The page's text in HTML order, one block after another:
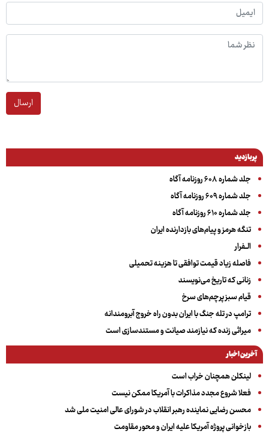
ارسال
پربازدید
جلد شماره ۶۰۸ روزنامه آگاه
جلد شماره ۶۰۹ روزنامه آگاه
جلد شماره ۶۱۰ روزنامه آگاه
تنگه هرمز و پیام‌های بازدارنده ایران
الــفرار
فاصله زیاد قیمت توافقی تا هزینه تحمیلی
زنانی که تاریخ می‌نویسند
قیام سبز پرچم‌های سرخ
ترامپ در تله جنگ با ایران بدون راه خروج آبرومندانه
میراثی زنده که نیازمند صیانت و مستندسازی است
آخرین اخبار
لینکلن همچنان خراب است
فعلا شروع مجدد مذاکرات با آمریکا ممکن نیست
محسن رضایی نماینده رهبر انقلاب در شورای عالی امنیت ملی شد
بازخوانی پروژه آمریکا علیه ایران و محور مقاومت